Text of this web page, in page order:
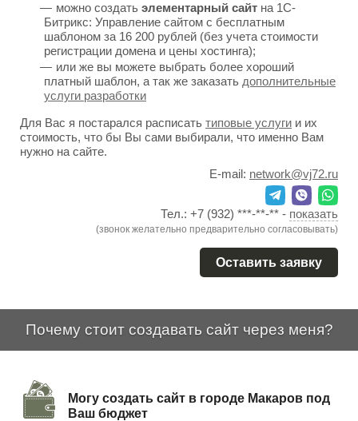
можно создать элементарный сайт на 1С-
Битрикс: Управление сайтом с бесплатным
шаблоном за 16 200 рублей (без учета стоимости
регистрации домена и цены хостинга);
или же вы можете выбрать более хороший
платный шаблон, а так же заказать дополнительные
услуги разработки
Для Вас я постарался расписать типовые услуги и их
стоимость, что бы Вы сами выбирали, что именно Вам
нужно на сайте.
E-mail: network@vj72.ru
Тел.: +7 (932) ***-**-** - показать
(звонок желательно предварительно согласовывать)
Оставить заявку
Почему стоит создавать сайт через меня?
Могу создать сайт в городе Макаров под
Ваш бюджет